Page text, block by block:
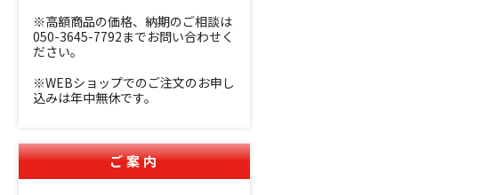
※高額商品の価格、納期のご相談は
050-3645-7792までお問い合わせく
ださい。
※WEBショップでのご注文のお申し
込みは年中無休です。
ご案内